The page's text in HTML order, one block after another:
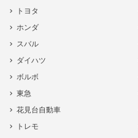
トヨタ
ホンダ
スバル
ダイハツ
ボルボ
東急
花見台自動車
トレモ